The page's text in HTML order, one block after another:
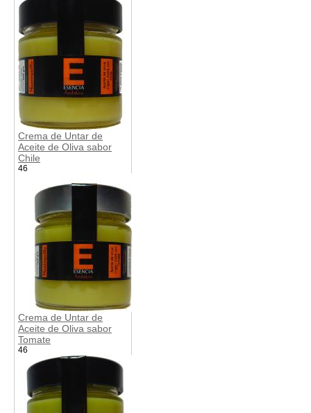
Crema de Untar de
Aceite de Oliva sabor
Chile
46
Crema de Untar de
Aceite de Oliva sabor
Tomate
46